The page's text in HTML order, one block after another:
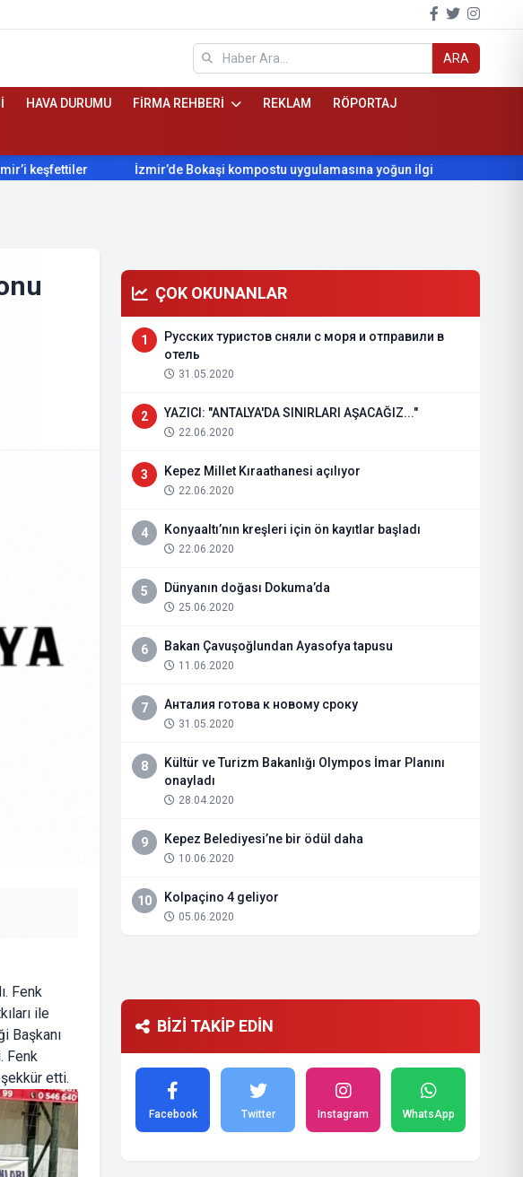
ARA
HAVA DURUMU FİRMA REHBERİ REKLAM RÖPORTAJ
İzmir’de Bokaşi kompostu uygulamasına yoğun ilgi Beydağ’ın yıllardır beklediği
Fenk
ile
Başkanı
Fenk
etti.
ÇOK OKUNANLAR
1
Русских туристов сняли с моря и отправили в
отель
31.05.2020
2 YAZICI: "ANTALYA'DA SINIRLARI AŞACAĞIZ..."
22.06.2020
3 Kepez Millet Kıraathanesi açılıyor
22.06.2020
4 Konyaaltı’nın kreşleri için ön kayıtlar başladı
22.06.2020
5 Dünyanın doğası Dokuma’da
25.06.2020
6 Bakan Çavuşoğlundan Ayasofya tapusu
11.06.2020
7 Анталия готова к новому сроку
31.05.2020
8
Kültür ve Turizm Bakanlığı Olympos İmar Planını
onayladı
28.04.2020
9 Kepez Belediyesi’ne bir ödül daha
10.06.2020
10 Kolpaçino 4 geliyor
05.06.2020
BİZİ TAKİP EDİN
Facebook Twitter Instagram WhatsApp